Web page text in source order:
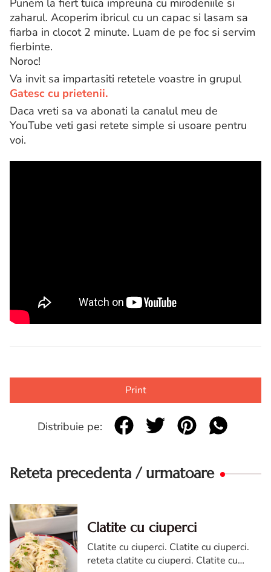
zaharul. Acoperim ibricul cu un capac si lasam sa
fiarba in clocot 2 minute. Luam de pe foc si servim
fierbinte.
Noroc!
Va invit sa impartasiti retetele voastre in grupul
Gatesc cu prietenii.
Daca vreti sa va abonati la canalul meu de
YouTube veti gasi retete simple si usoare pentru
voi.
Print
Distribuie pe:
Reteta precedenta / urmatoare
Clatite cu ciuperci
Clatite cu ciuperci. Clatite cu ciuperci.
reteta clatite cu ciuperci. Clatite cu